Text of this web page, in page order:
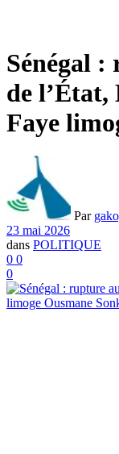
Sénégal :
de l’État,
Faye
Par
23 mai 2026
dans POLITIQUE
0 0
0